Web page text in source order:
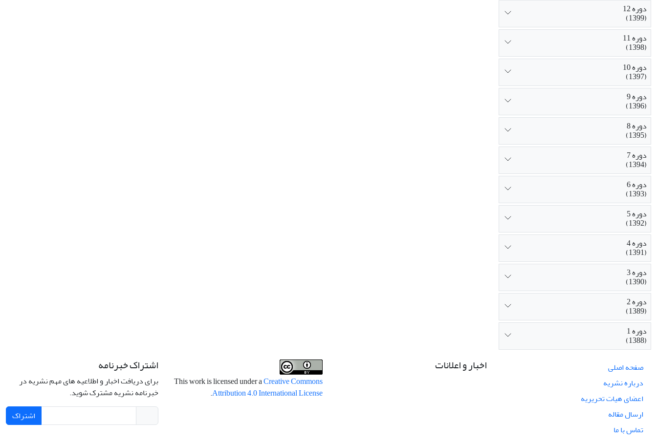
دوره 12
(1399)
دوره 11
(1398)
دوره 10
(1397)
دوره 9
(1396)
دوره 8
(1395)
دوره 7
(1394)
دوره 6
(1393)
دوره 5
(1392)
دوره 4
(1391)
دوره 3
(1390)
دوره 2
(1389)
دوره 1
(1388)
صفحه اصلی
درباره نشریه
اعضای هیات تحریریه
ارسال مقاله
تماس با ما
اخبار و اعلانات
This work is licensed under aCreative Commons
Attribution 4.0 International License
.
اشتراک خبرنامه
برای دریافت اخبار و اطلاعیه های مهم نشریه در
خبرنامه نشریه مشترک شوید.
اشتراک